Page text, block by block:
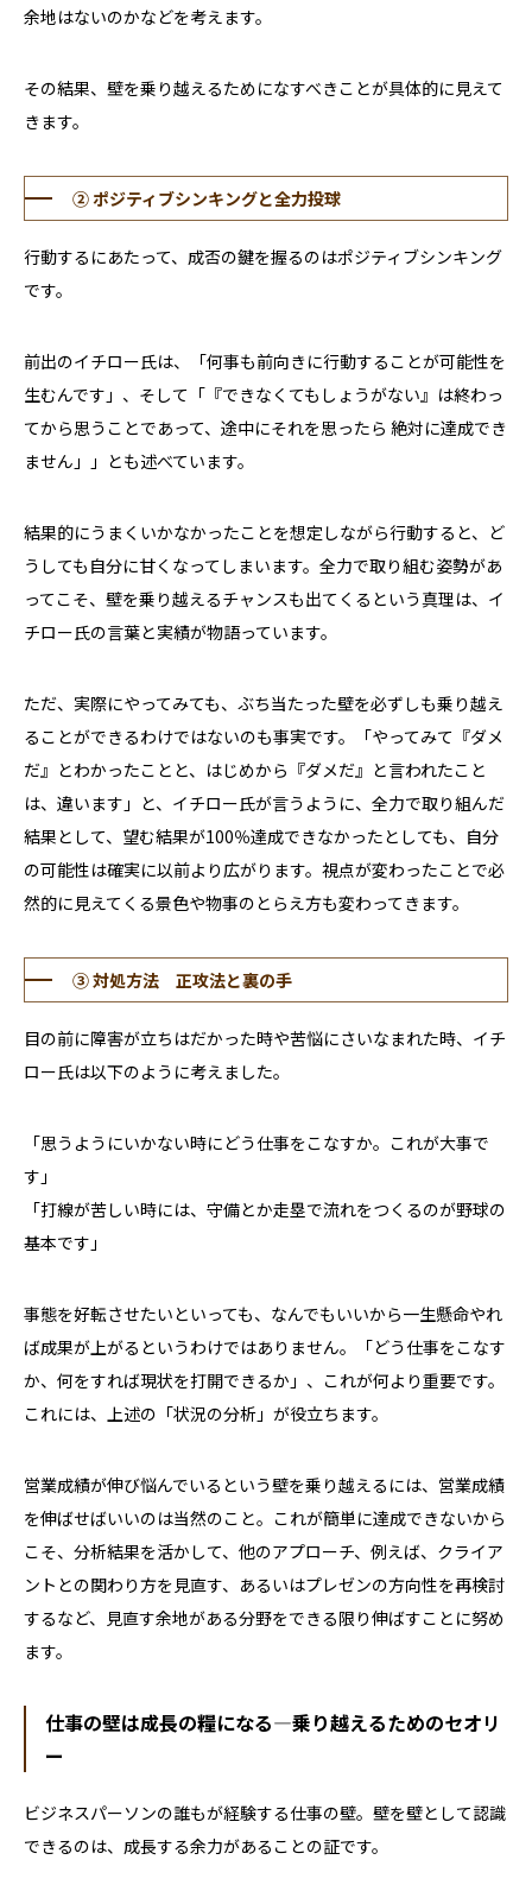
余地はないのかなどを考えます。
その結果、壁を乗り越えるためになすべきことが具体的に見えて
きます。
② ポジティブシンキングと全力投球
行動するにあたって、成否の鍵を握るのはポジティブシンキング
です。
前出のイチロー氏は、「何事も前向きに行動することが可能性を
生むんです」、そして「『できなくてもしょうがない』は終わっ
てから思うことであって、途中にそれを思ったら 絶対に達成でき
ません」」とも述べています。
結果的にうまくいかなかったことを想定しながら行動すると、ど
うしても自分に甘くなってしまいます。全力で取り組む姿勢があ
ってこそ、壁を乗り越えるチャンスも出てくるという真理は、イ
チロー氏の言葉と実績が物語っています。
ただ、実際にやってみても、ぶち当たった壁を必ずしも乗り越え
ることができるわけではないのも事実です。「やってみて『ダメ
だ』とわかったことと、はじめから『ダメだ』と言われたこと
は、違います」と、イチロー氏が言うように、全力で取り組んだ
結果として、望む結果が100％達成できなかったとしても、自分
の可能性は確実に以前より広がります。視点が変わったことで必
然的に見えてくる景色や物事のとらえ方も変わってきます。
③ 対処方法 正攻法と裏の手
目の前に障害が立ちはだかった時や苦悩にさいなまれた時、イチ
ロー氏は以下のように考えました。
「思うようにいかない時にどう仕事をこなすか。これが大事で
す」
「打線が苦しい時には、守備とか走塁で流れをつくるのが野球の
基本です」
事態を好転させたいといっても、なんでもいいから一生懸命やれ
ば成果が上がるというわけではありません。「どう仕事をこなす
か、何をすれば現状を打開できるか」、これが何より重要です。
これには、上述の「状況の分析」が役立ちます。
営業成績が伸び悩んでいるという壁を乗り越えるには、営業成績
を伸ばせばいいのは当然のこと。これが簡単に達成できないから
こそ、分析結果を活かして、他のアプローチ、例えば、クライア
ントとの関わり方を見直す、あるいはプレゼンの方向性を再検討
するなど、見直す余地がある分野をできる限り伸ばすことに努め
ます。
仕事の壁は成長の糧になる―乗り越えるためのセオリ
ー
ビジネスパーソンの誰もが経験する仕事の壁。壁を壁として認識
できるのは、成長する余力があることの証です。